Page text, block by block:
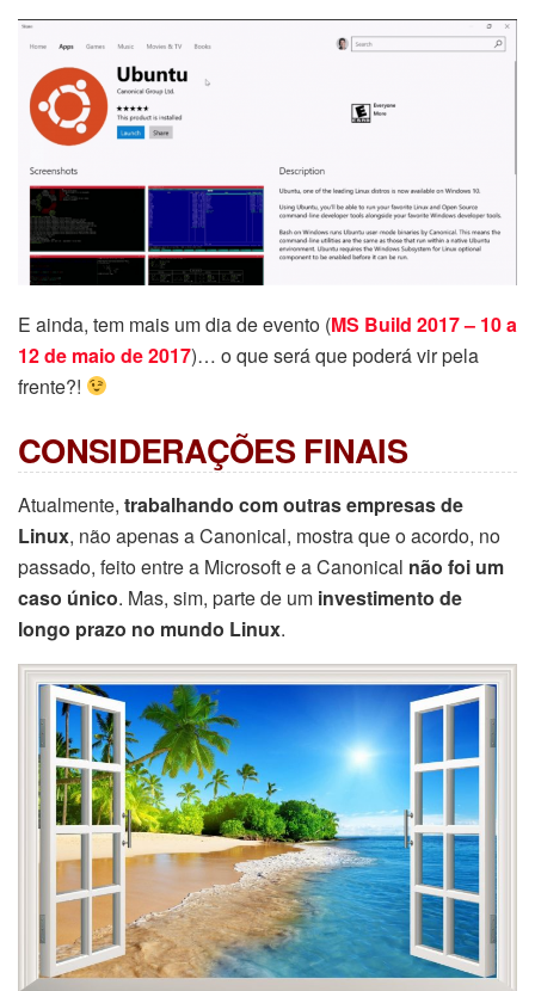
E ainda, tem mais um dia de evento (MS Build 2017 – 10 a
12 de maio de 2017)… o que será que poderá vir pela
frente?!
CONSIDERAÇÕES FINAIS
Atualmente, trabalhando com outras empresas de
Linux, não apenas a Canonical, mostra que o acordo, no
passado, feito entre a Microsoft e a Canonical não foi um
caso único. Mas, sim, parte de um investimento de
longo prazo no mundo Linux.